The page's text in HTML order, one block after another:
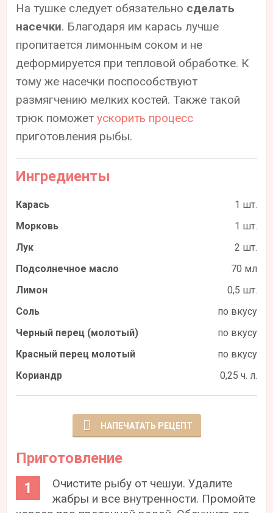
На тушке следует обязательно сделать
насечки. Благодаря им карась лучше
пропитается лимонным соком и не
деформируется при тепловой обработке. К
тому же насечки поспособствуют
размягчению мелких костей. Также такой
трюк поможетускорить процесс
приготовления рыбы.
Ингредиенты
Карась
1 шт.
Морковь
1 шт.
Лук
2 шт.
Подсолнечное масло
70 мл
Лимон
0,5 шт.
Соль
по вкусу
Черный перец (молотый)
по вкусу
Красный перец молотый
по вкусу
Кориандр
0,25 ч. л.
НАПЕЧАТАТЬ РЕЦЕПТ
Приготовление
Очистите рыбу от чешуи. Удалите
жабры и все внутренности. Промойте